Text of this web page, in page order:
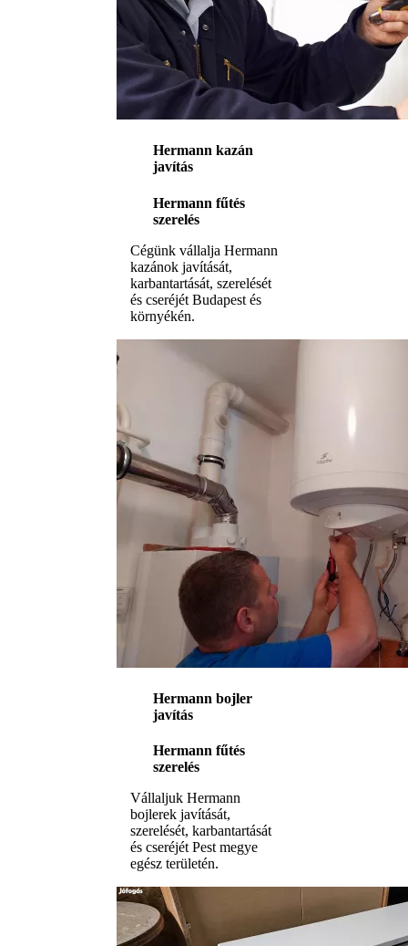
Hermann kazán
javítás
Hermann fűtés
szerelés
Cégünk vállalja Hermann
kazánok javítását,
karbantartását, szerelését
és cseréjét Budapest és
környékén.
Hermann bojler
javítás
Hermann fűtés
szerelés
Vállaljuk Hermann
bojlerek javítását,
szerelését, karbantartását
és cseréjét Pest megye
egész területén.